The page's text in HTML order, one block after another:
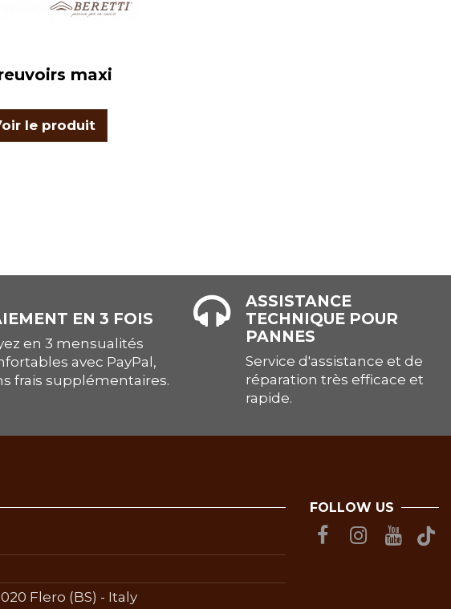
maxi
le produit
EN 3 FOIS
en 3 mensualités
avec PayPal,
frais supplémentaires.
ASSISTANCE
TECHNIQUE POUR
PANNES
Service d'assistance et de
réparation très efficace et
rapide.
Flero (BS) - Italy
FOLLOW US